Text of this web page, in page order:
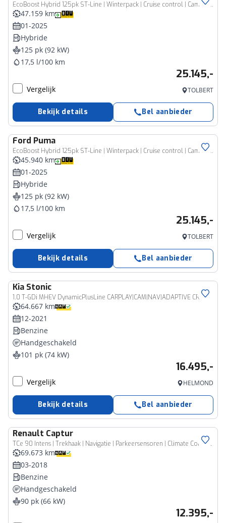
EcoBoost Hybrid 125pk ST-Line | Winterpack | Cruise control | Camera | Clima | SYNC 4 | All-season banden |
47.159 km
01-2025
Hybride
125 pk (92 kW)
17,5 l/100 km
25.145,-
Vergelijk TOLBERT
Bekijk details Bel aanbieder
Ford Puma
EcoBoost Hybrid 125pk ST-Line | Winterpack | Cruise control | Camera | Clima | SYNC 4 | All-season banden |
45.940 km
01-2025
Hybride
125 pk (92 kW)
17,5 l/100 km
25.145,-
Vergelijk TOLBERT
Bekijk details Bel aanbieder
Kia Stonic
1.0 T-GDi MHEV DynamicPlusLine CARPLAY|CAM|NAV|ADAPTIVE CRUISE|CLIMA
64.667 km
12-2021
Benzine
Handgeschakeld
101 pk (74 kW)
16.495,-
Vergelijk HELMOND
Bekijk details Bel aanbieder
Renault Captur
TCe 90 Intens | Trekhaak | Navigatie | Parkeersensoren | Climate Control
69.673 km
03-2018
Benzine
Handgeschakeld
90 pk (66 kW)
12.395,-